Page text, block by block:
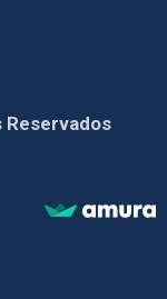
Reservados